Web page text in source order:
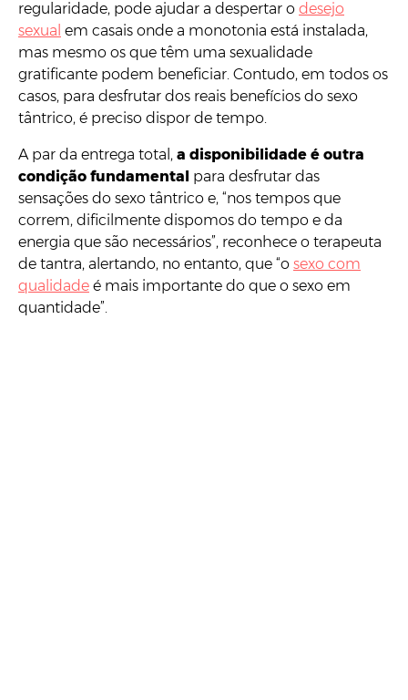
regularidade, pode ajudar a despertar o desejo
sexual em casais onde a monotonia está instalada,
mas mesmo os que têm uma sexualidade
gratificante podem beneficiar. Contudo, em todos os
casos, para desfrutar dos reais benefícios do sexo
tântrico, é preciso dispor de tempo.
A par da entrega total, a disponibilidade é outra
condição fundamental para desfrutar das
sensações do sexo tântrico e, “nos tempos que
correm, dificilmente dispomos do tempo e da
energia que são necessários”, reconhece o terapeuta
de tantra, alertando, no entanto, que “o sexo com
qualidade é mais importante do que o sexo em
quantidade”.